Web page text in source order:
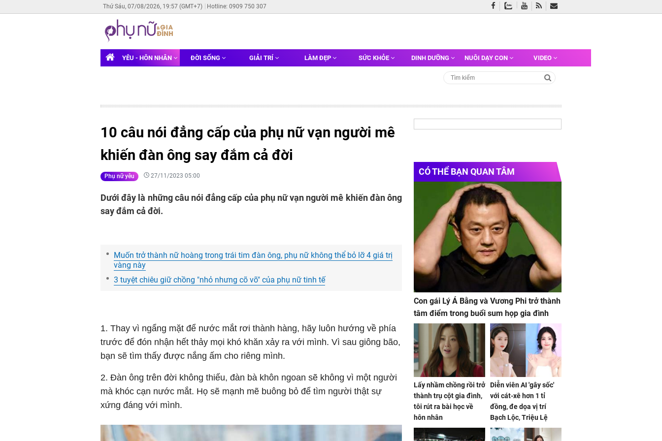
Thứ Sáu, 07/08/2026, 19:57 (GMT+7) Hotline: 0909 750 307
YÊU - HÔN NHÂN ĐỜI SỐNG GIẢI TRÍ LÀM ĐẸP SỨC KHỎE DINH DƯỠNG NUÔI DẠY CON VIDEO
10 câu nói đẳng cấp của phụ nữ vạn người mê
khiến đàn ông say đắm cả đời
Phụ nữ yêu 27/11/2023 05:00
Dưới đây là những câu nói đẳng cấp của phụ nữ vạn người mê khiến đàn ông
say đắm cả đời.
Muốn trở thành nữ hoàng trong trái tim đàn ông, phụ nữ không thể bỏ lỡ 4 giá trị
vàng này
3 tuyệt chiêu giữ chồng "nhỏ nhưng cõ võ" của phụ nữ tinh tế
1. Thay vì ngẩng mặt để nước mắt rơi thành hàng, hãy luôn hướng về phía
trước để đón nhận hết thảy mọi khó khăn xảy ra với mình. Vì sau giông bão,
bạn sẽ tìm thấy được nắng ấm cho riêng mình.
2. Đàn ông trên đời không thiếu, đàn bà khôn ngoan sẽ không vì một người
mà khóc cạn nước mắt. Họ sẽ mạnh mẽ buông bỏ để tìm người thật sự
xứng đáng với mình.
CÓ THỂ BẠN QUAN TÂM
Con gái Lý Á Bằng và Vương Phi trở thành
tâm điểm trong buổi sum họp gia đình
Lấy nhầm chồng rồi trở
thành trụ cột gia đình,
tôi rút ra bài học về
hôn nhân
Diễn viên AI 'gây sốc'
với cát-xê hơn 1 tỉ
đồng, đe dọa vị trí
Bạch Lộc, Triệu Lệ
Dĩnh